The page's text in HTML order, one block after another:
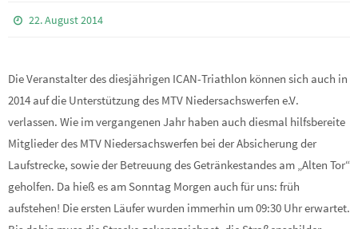
22. August 2014
Die Veranstalter des diesjährigen ICAN-Triathlon können sich auch in
2014 auf die Unterstützung des MTV Niedersachswerfen e.V.
verlassen. Wie im vergangenen Jahr haben auch diesmal hilfsbereite
Mitglieder des MTV Niedersachswerfen bei der Absicherung der
Laufstrecke, sowie der Betreuung des Getränkestandes am „Alten Tor“
geholfen. Da hieß es am Sonntag Morgen auch für uns: früh
aufstehen! Die ersten Läufer wurden immerhin um 09:30 Uhr erwartet.